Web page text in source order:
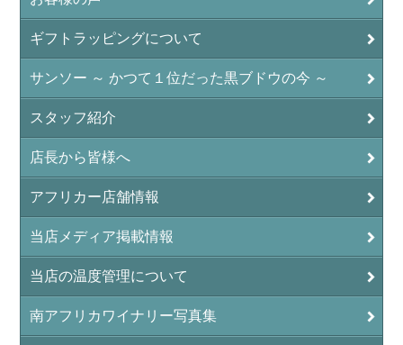
ギフトラッピングについて
サンソー ～ かつて１位だった黒ブドウの今 ～
スタッフ紹介
店長から皆様へ
アフリカー店舗情報
当店メディア掲載情報
当店の温度管理について
南アフリカワイナリー写真集